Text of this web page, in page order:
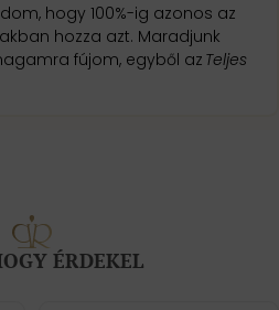
hogy 100%-ig azonos az
hozza azt. Maradjunk
fújom, egyből az Teljes
ÉRDEKEL